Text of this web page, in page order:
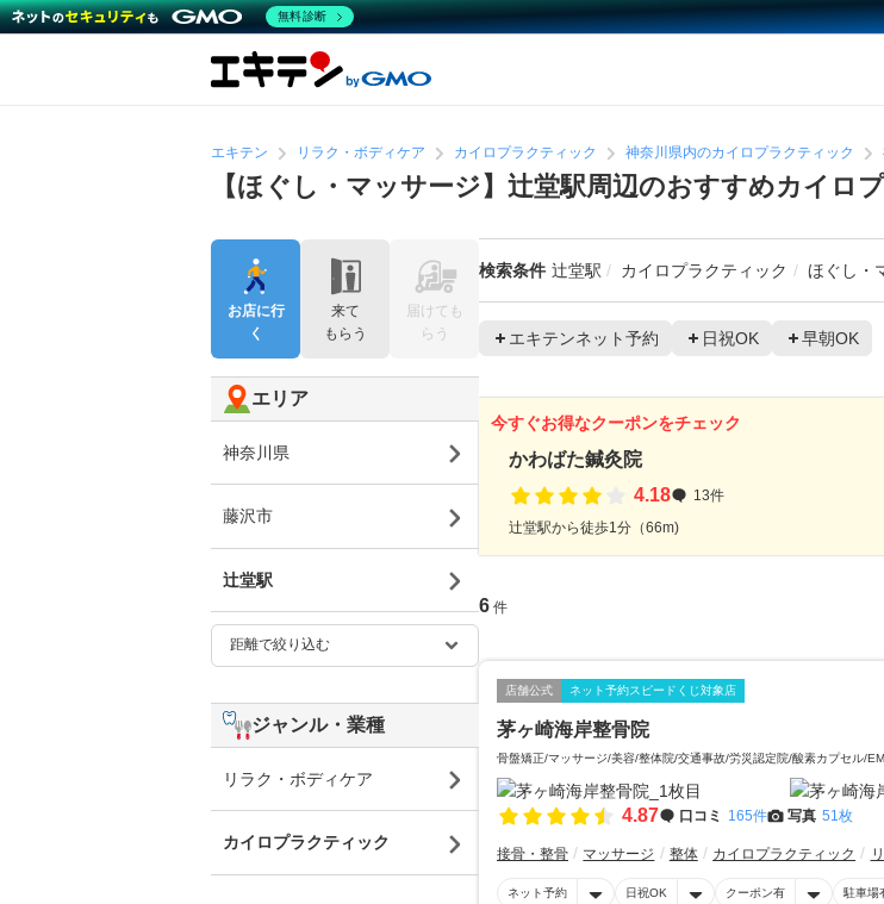
エキテン リラク・ボディケア カイロプラクティック 神奈川県内のカイロプラクティック
【ほぐし・マッサージ】辻堂駅周辺のおすすめカイロ
検索条件 辻堂駅 カイロプラクティック ほぐし・
エキテンネット予約 日祝OK 早朝OK
今すぐお得なクーポンをチェック
かわばた鍼灸院
4.18
13件
辻堂駅から徒歩1分（66m)
6 件
店舗公式 ネット予約スピードくじ対象店
茅ヶ崎海岸整骨院
骨盤矯正/マッサージ/美容/整体院/交通事故/労災認定院/酸素カプセル/
4.87 口コミ 165件 写真 51枚
接骨・整骨 マッサージ 整体 カイロプラクティック
ネット予約 日祝OK クーポン有 駐車場
お店に行
く
来て
もらう
届けても
らう
エリア
神奈川県
藤沢市
辻堂駅
ジャンル・業種
リラク・ボディケア
カイロプラクティック
無料診断